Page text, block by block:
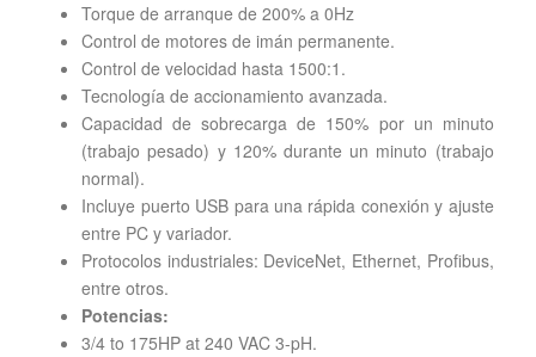
Torque de arranque de 200% a 0Hz
Control de motores de imán permanente.
Control de velocidad hasta 1500:1.
Tecnología de accionamiento avanzada.
Capacidad de sobrecarga de 150% por un minuto
(trabajo pesado) y 120% durante un minuto (trabajo
normal).
Incluye puerto USB para una rápida conexión y ajuste
entre PC y variador.
Protocolos industriales: DeviceNet, Ethernet, Profibus,
entre otros.
Potencias:
3/4 to 175HP at 240 VAC 3-pH.